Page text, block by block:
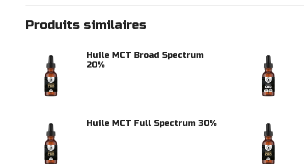
Produits similaires
Huile MCT Broad Spectrum
20%
Huile MCT Full Spectrum 30%